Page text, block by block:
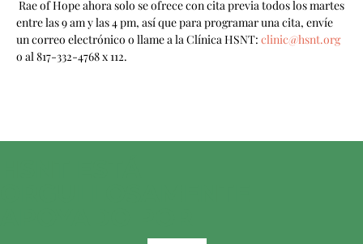
entre las 9 am y las 4 pm, así que para programar una cita, envíe
un correo electrónico o llame a la Clínica HSNT: clinic@hsnt.org
o al 817-332-4768 x 112.